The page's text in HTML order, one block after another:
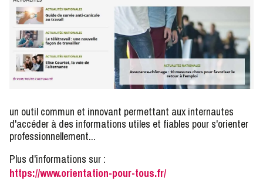
un outil commun et innovant permettant aux internautes
d'accéder à des informations utiles et fiables pour s'orienter
professionnellement...
Plus d'informations sur :
https://www.orientation-pour-tous.fr/